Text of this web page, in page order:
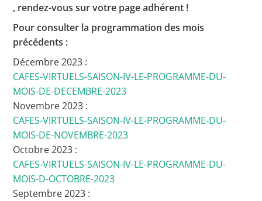
, rendez-vous sur votre page adhérent !
Pour consulter la programmation des mois
précédents :
Décembre 2023 :
CAFES-VIRTUELS-SAISON-IV-LE-PROGRAMME-DU-
MOIS-DE-DECEMBRE-2023
Novembre 2023 :
CAFES-VIRTUELS-SAISON-IV-LE-PROGRAMME-DU-
MOIS-DE-NOVEMBRE-2023
Octobre 2023 :
CAFES-VIRTUELS-SAISON-IV-LE-PROGRAMME-DU-
MOIS-D-OCTOBRE-2023
Septembre 2023 :